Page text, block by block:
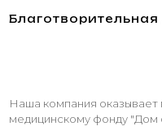
Благотворительная
Наша компания
медицинскому фонду "Дом